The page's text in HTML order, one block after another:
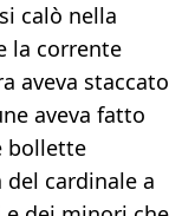
calò nella
la corrente
aveva staccato
aveva fatto
bollette
cardinale a